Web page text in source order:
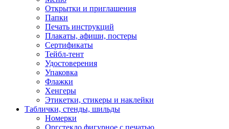
Открытки и приглашения
Папки
Печать инструкций
Плакаты, афиши, постеры
Сертификаты
Тейбл-тент
Удостоверения
Упаковка
Флажки
Хенгеры
Этикетки, стикеры и наклейки
Таблички, стенды, шильды
Номерки